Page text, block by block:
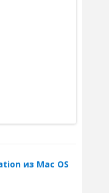
из Mac OS